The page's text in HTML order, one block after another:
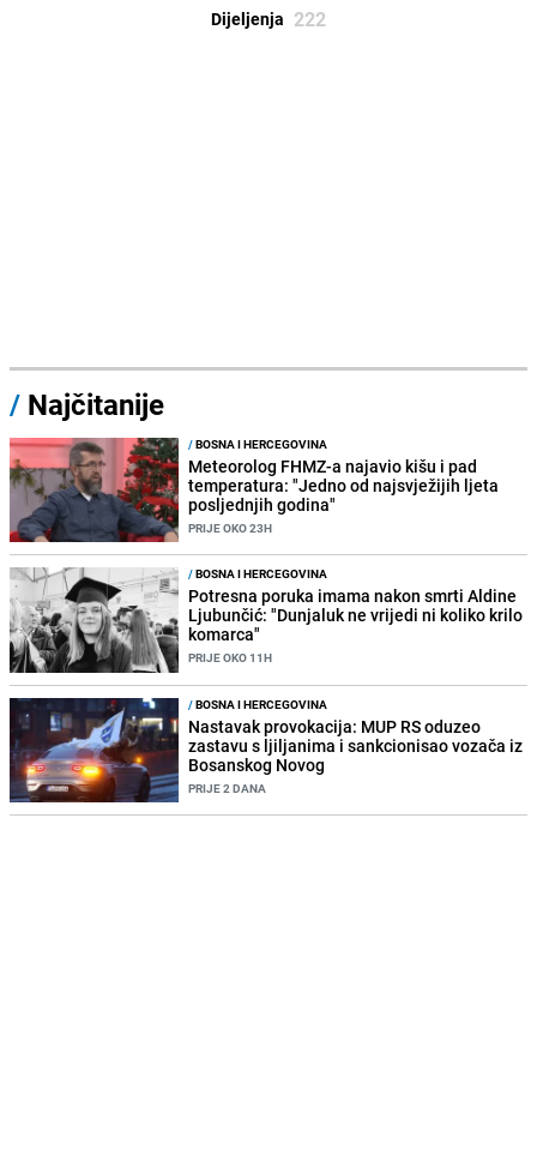
Dijeljenja 222
/ Najčitanije
/BOSNA I HERCEGOVINA
Meteorolog FHMZ-a najavio kišu i pad
temperatura: "Jedno od najsvježijih ljeta
posljednjih godina"
PRIJE OKO 23H
/BOSNA I HERCEGOVINA
Potresna poruka imama nakon smrti Aldine
Ljubunčić: "Dunjaluk ne vrijedi ni koliko krilo
komarca"
PRIJE OKO 11H
/BOSNA I HERCEGOVINA
Nastavak provokacija: MUP RS oduzeo
zastavu s ljiljanima i sankcionisao vozača iz
Bosanskog Novog
PRIJE 2 DANA